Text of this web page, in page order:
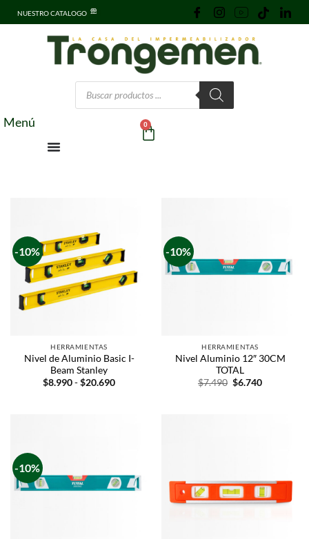
NUESTRO CATALOGO
Menú 0
-10%
HERRAMIENTAS
Nivel de Aluminio Basic I-
Beam Stanley
$8.990-$20.690
-10%
HERRAMIENTAS
Nivel Aluminio 12″ 30CM
TOTAL
$7.490 $6.740
-10%